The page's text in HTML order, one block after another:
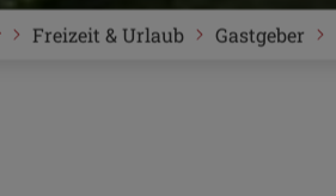
Gastgeber
Freizeit & Urlaub